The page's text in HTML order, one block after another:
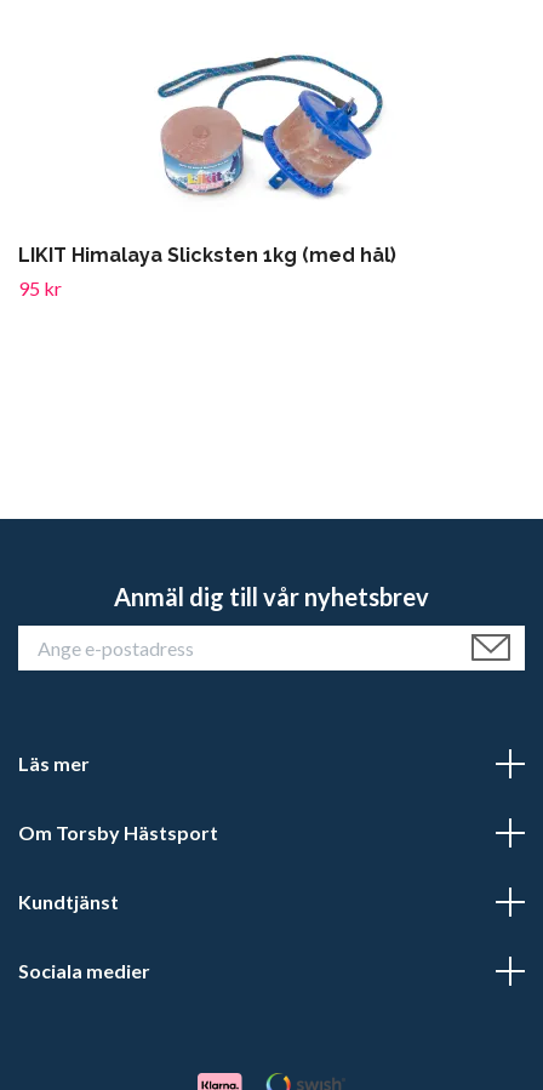
LIKIT Himalaya Slicksten 1kg (med hål)
95 kr
Anmäl dig till vår nyhetsbrev
Läs mer
Om Torsby Hästsport
Kundtjänst
Sociala medier